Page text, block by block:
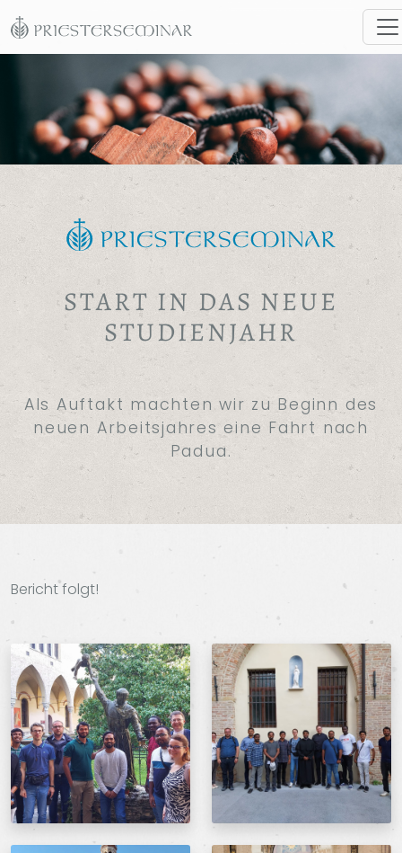
START IN DAS NEUE
STUDIENJAHR
Als Auftakt machten wir zu Beginn des
neuen Arbeitsjahres eine Fahrt nach
Padua.
Bericht folgt!